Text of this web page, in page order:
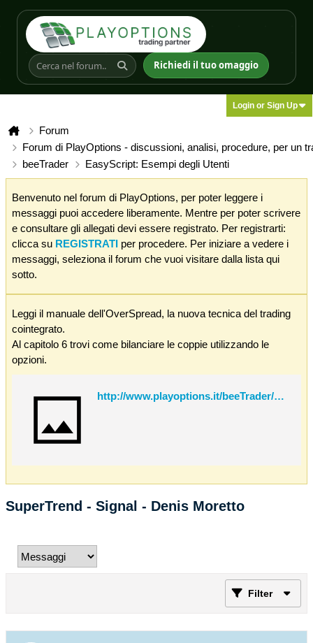
Richiedi il tuo omaggio
Login or Sign Up
Forum
Forum di PlayOptions - discussioni, analisi, procedure, per un
beeTrader
EasyScript: Esempi degli Utenti
Benvenuto nel forum di PlayOptions, per poter leggere i
messaggi puoi accedere liberamente. Mentre per poter scrivere
e consultare gli allegati devi essere registrato. Per registrarti:
clicca su REGISTRATI per procedere. Per iniziare a vedere i
messaggi, seleziona il forum che vuoi visitare dalla lista qui
sotto.
Leggi il manuale dell'OverSpread, la nuova tecnica del trading
cointegrato.
Al capitolo 6 trovi come bilanciare le coppie utilizzando le
opzioni.
http://www.playoptions.it/beeTrader/OverSpread.pdf
SuperTrend - Signal - Denis Moretto
Filter